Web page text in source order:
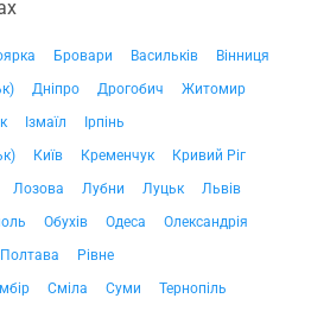
Бровари Васильків
Вінниця
Дніпро Дрогобич
Житомир
Ізмаїл
Ірпінь
Київ Кременчук
Кривий Ріг
Лозова Лубни Луцьк
Львів
Обухів Одеса
Олександрія
Полтава
Рівне
Сміла Суми
Тернопіль